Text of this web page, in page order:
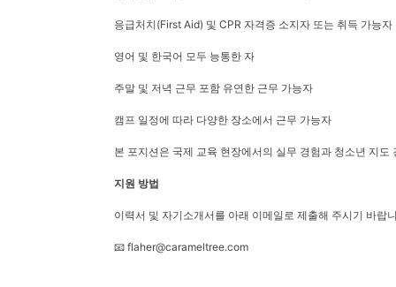
응급처치(First Aid) 및 CPR 자격증 소지자 또는 취득 가능자
영어 및 한국어 모두 능통한 자
주말 및 저녁 근무 포함 유연한 근무 가능자
캠프 일정에 따라 다양한 장소에서 근무 가능자
본 포지션은 국제 교육 현장에서의 실무 경험과 청소년 지
지원 방법
이력서 및 자기소개서를 아래 이메일로 제출해 주시기 바랍
📧 flaher@carameltree.com